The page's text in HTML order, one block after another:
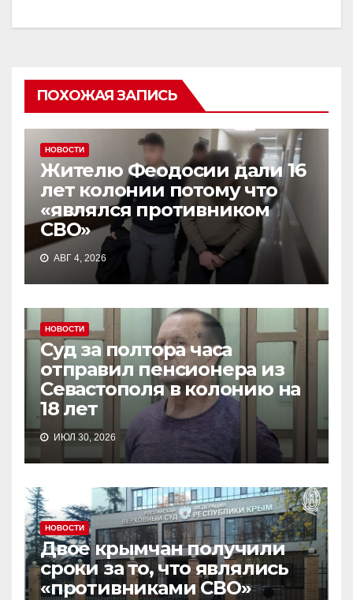
ПОХОЖАЯ ЗАПИСЬ
НОВОСТИ
Жителю Феодосии дали 16
лет колонии потому что
«являлся противником
СВО»
АВГ 4, 2026
НОВОСТИ
Суд за полтора часа
отправил пенсионера из
Севастополя в колонию на
18 лет
ИЮЛ 30, 2026
НОВОСТИ
Двое крымчан получили
сроки за то, что являлись
«противниками СВО»